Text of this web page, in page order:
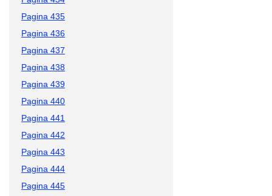
Pagina 435
Pagina 436
Pagina 437
Pagina 438
Pagina 439
Pagina 440
Pagina 441
Pagina 442
Pagina 443
Pagina 444
Pagina 445